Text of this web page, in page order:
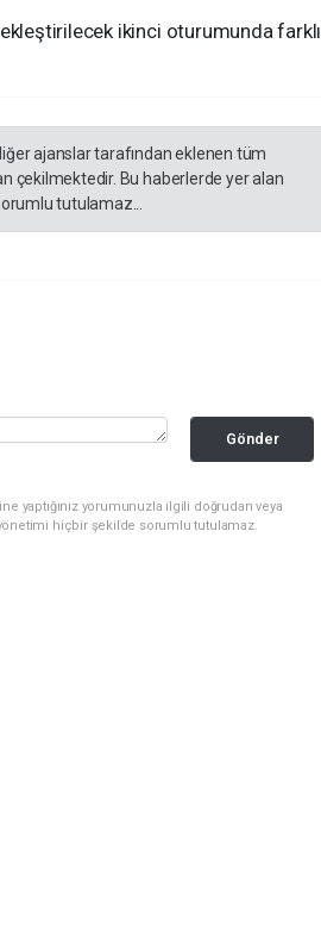
ikinci oturumunda farklı
ajanslar tarafından eklenen tüm
çekilmektedir. Bu haberlerde yer alan
tutulamaz...
Gönder
yaptığınız yorumunuzla ilgili doğrudan veya
hiçbir şekilde sorumlu tutulamaz.